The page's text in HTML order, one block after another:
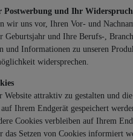
Postwerbung und Ihr
wir uns vor, Ihren Vor- und
Geburtsjahr und Ihre Berufs-,
und Informationen zu unseren
widersprechen.
Website attraktiv zu gestalten und
Ihrem Endgerät gespeichert
Cookies verbleiben auf Ihrem
das Setzen von Cookies informiert